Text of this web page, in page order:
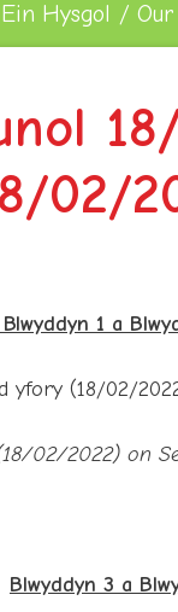
Ein Hysgol / Our
02/
1 a
yfory (18/02/
02/2022) on
Blwyddyn 3 a